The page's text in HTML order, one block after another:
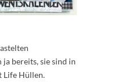
bereits, sie sind in
Life Hüllen.